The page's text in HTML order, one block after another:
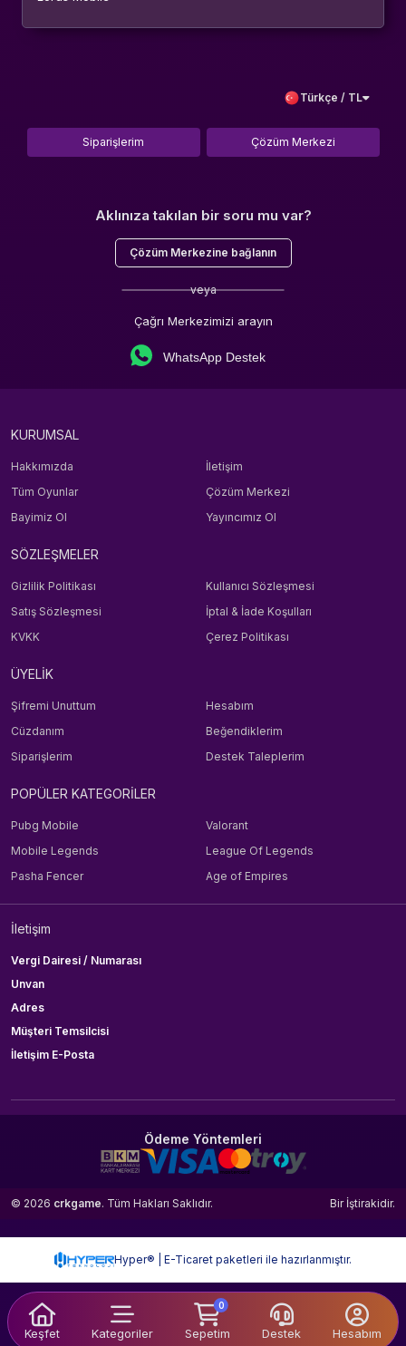
Keşfet Kategoriler
0
Sepetim Destek Hesabım
Türkçe / TL
Siparişlerim Çözüm Merkezi
Aklınıza takılan bir soru mu var?
Çözüm Merkezine bağlanın
veya
Çağrı Merkezimizi arayın
WhatsApp Destek
KURUMSAL
Hakkımızda
İletişim
Tüm Oyunlar
Çözüm Merkezi
Bayimiz Ol
Yayıncımız Ol
SÖZLEŞMELER
Gizlilik Politikası
Kullanıcı Sözleşmesi
Satış Sözleşmesi
İptal & İade Koşulları
KVKK
Çerez Politikası
ÜYELİK
Şifremi Unuttum
Hesabım
Cüzdanım
Beğendiklerim
Siparişlerim
Destek Taleplerim
POPÜLER KATEGORİLER
Pubg Mobile
Valorant
Mobile Legends
League Of Legends
Pasha Fencer
Age of Empires
İletişim
Vergi Dairesi / Numarası
Unvan
Adres
Müşteri Temsilcisi
İletişim E-Posta
Ödeme Yöntemleri
© 2026 crkgame. Tüm Hakları Saklıdır. Bir İştirakidir.
Hyper® | E-Ticaret paketleri ile hazırlanmıştır.